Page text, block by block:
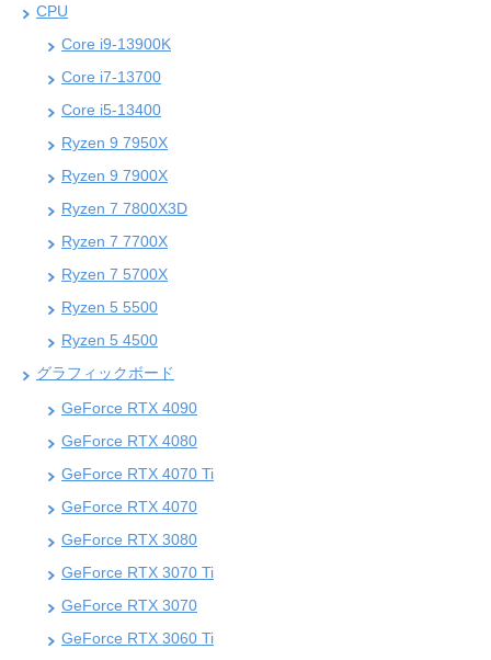
CPU
Core i9-13900K
Core i7-13700
Core i5-13400
Ryzen 9 7950X
Ryzen 9 7900X
Ryzen 7 7800X3D
Ryzen 7 7700X
Ryzen 7 5700X
Ryzen 5 5500
Ryzen 5 4500
グラフィックボード
GeForce RTX 4090
GeForce RTX 4080
GeForce RTX 4070 Ti
GeForce RTX 4070
GeForce RTX 3080
GeForce RTX 3070 Ti
GeForce RTX 3070
GeForce RTX 3060 Ti